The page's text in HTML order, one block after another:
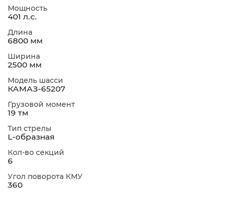
Мощность
401 л.с.
Длина
6800 мм
Ширина
2500 мм
Модель шасси
КАМАЗ-65207
Грузовой момент
19 тм
Тип стрелы
L-образная
Кол-во секций
6
Угол поворота КМУ
360